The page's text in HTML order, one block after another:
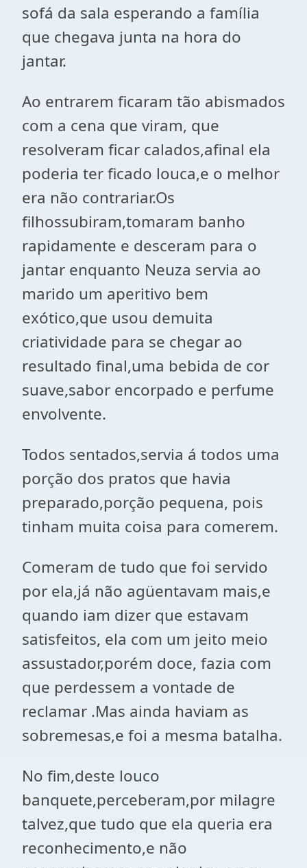
sofá da sala esperando a família
que chegava junta na hora do
jantar.
Ao entrarem ficaram tão abismados
com a cena que viram, que
resolveram ficar calados,afinal ela
poderia ter ficado louca,e o melhor
era não contrariar.Os
filhossubiram,tomaram banho
rapidamente e desceram para o
jantar enquanto Neuza servia ao
marido um aperitivo bem
exótico,que usou demuita
criatividade para se chegar ao
resultado final,uma bebida de cor
suave,sabor encorpado e perfume
envolvente.
Todos sentados,servia á todos uma
porção dos pratos que havia
preparado,porção pequena, pois
tinham muita coisa para comerem.
Comeram de tudo que foi servido
por ela,já não agüentavam mais,e
quando iam dizer que estavam
satisfeitos, ela com um jeito meio
assustador,porém doce, fazia com
que perdessem a vontade de
reclamar .Mas ainda haviam as
sobremesas,e foi a mesma batalha.
No fim,deste louco
banquete,perceberam,por milagre
talvez,que tudo que ela queria era
reconhecimento,e não